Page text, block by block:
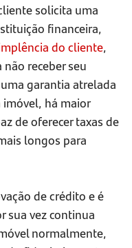
solicita uma
financeira,
do cliente,
receber seu
garantia atrelada
há maior
de oferecer taxas de
longos para
de crédito e é
sua vez continua
normalmente,